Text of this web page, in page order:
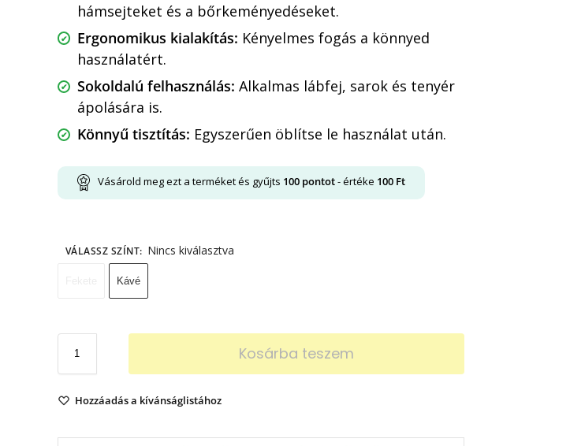
hámsejteket és a bőrkeményedéseket.
Ergonomikus kialakítás: Kényelmes fogás a könnyed
használatért.
Sokoldalú felhasználás: Alkalmas lábfej, sarok és tenyér
ápolására is.
Könnyű tisztítás: Egyszerűen öblítse le használat után.
Vásárold meg ezt a terméket és gyűjts 100pontot- értéke 100 Ft
VÁLASSZ SZÍNT: Nincs kiválasztva
Kávé
Kosárba teszem
Hozzáadás a kívánságlistához